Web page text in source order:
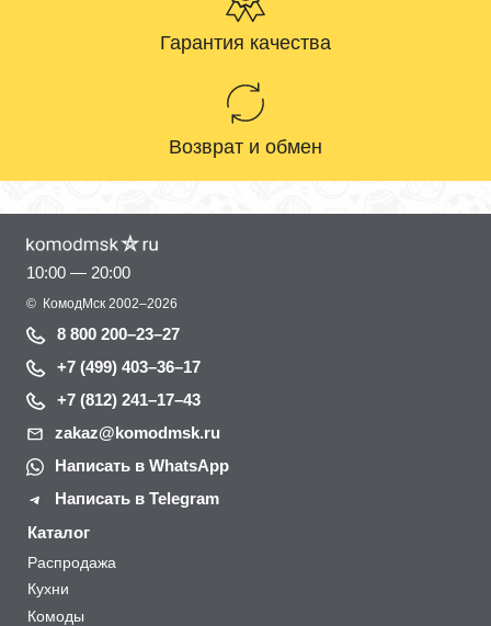
Гарантия качества
Возврат и обмен
10:00 — 20:00
© КомодМск 2002–2026
8 800 200–23–27
+7 (499) 403–36–17
+7 (812) 241–17–43
zakaz@komodmsk.ru
Написать в WhatsApp
Написать в Telegram
Каталог
Распродажа
Кухни
Комоды